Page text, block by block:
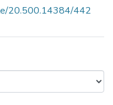
20.500.14384/442